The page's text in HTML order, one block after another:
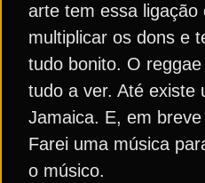
arte tem essa ligação
multiplicar os dons e
tudo bonito. O
tudo a ver. Até existe
Jamaica. E, em
Farei uma música
o músico.